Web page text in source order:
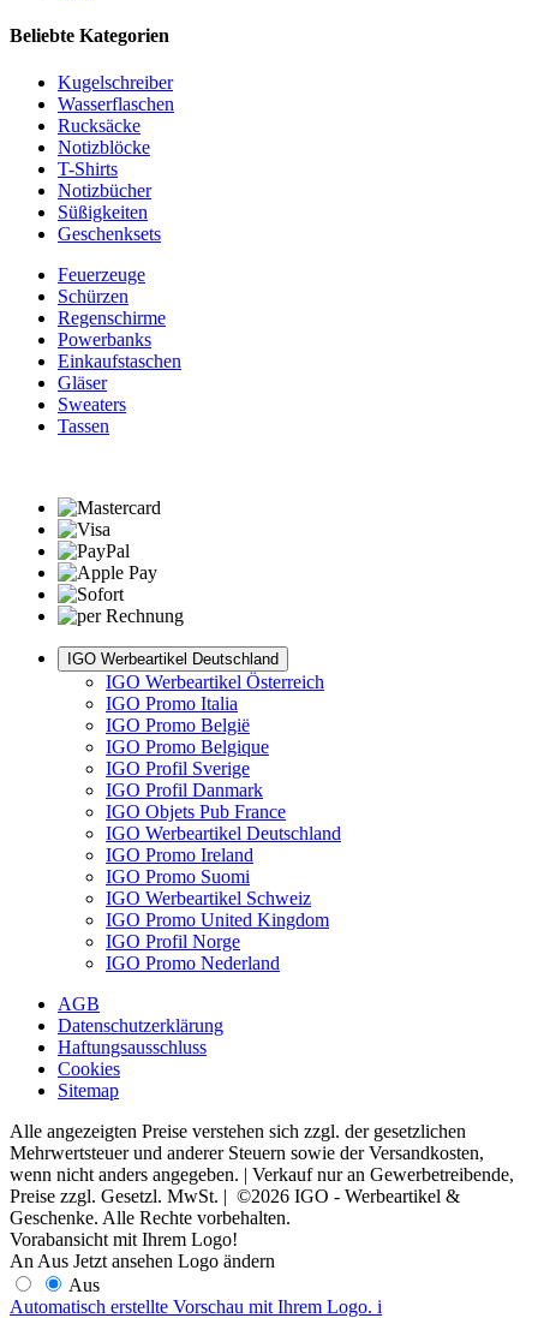
Beliebte Kategorien
Kugelschreiber
Wasserflaschen
Rucksäcke
Notizblöcke
T-Shirts
Notizbücher
Süßigkeiten
Geschenksets
Feuerzeuge
Schürzen
Regenschirme
Powerbanks
Einkaufstaschen
Gläser
Sweaters
Tassen
IGO Werbeartikel Deutschland
IGO Werbeartikel Österreich
IGO Promo Italia
IGO Promo België
IGO Promo Belgique
IGO Profil Sverige
IGO Profil Danmark
IGO Objets Pub France
IGO Werbeartikel Deutschland
IGO Promo Ireland
IGO Promo Suomi
IGO Werbeartikel Schweiz
IGO Promo United Kingdom
IGO Profil Norge
IGO Promo Nederland
AGB
Datenschutzerklärung
Haftungsausschluss
Cookies
Sitemap
Alle angezeigten Preise verstehen sich zzgl. der gesetzlichen
Mehrwertsteuer und anderer Steuern sowie der Versandkosten,
wenn nicht anders angegeben. | Verkauf nur an Gewerbetreibende,
Preise zzgl. Gesetzl. MwSt. | ©2026 IGO - Werbeartikel &
Geschenke. Alle Rechte vorbehalten.
Vorabansicht mit Ihrem Logo!
An Aus Jetzt ansehen Logo ändern
Aus
Automatisch erstellte Vorschau mit Ihrem Logo. i